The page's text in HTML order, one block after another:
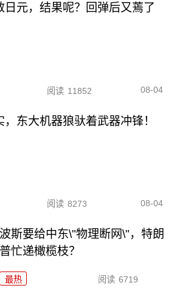
日元，结果呢？回弹后又蔫了
阅读 11852 08-04
东大机器狼驮着武器冲锋！
阅读 8273 08-04
波斯要给中东\"物理断网\"，特朗
普忙递橄榄枝？
最热 阅读 6719